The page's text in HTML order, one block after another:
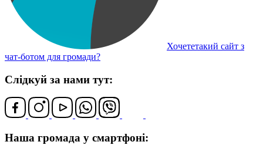
Хочететакий сайт з
чат-ботом для громади?
Слідкуй за нами тут:
Наша громада у смартфоні: